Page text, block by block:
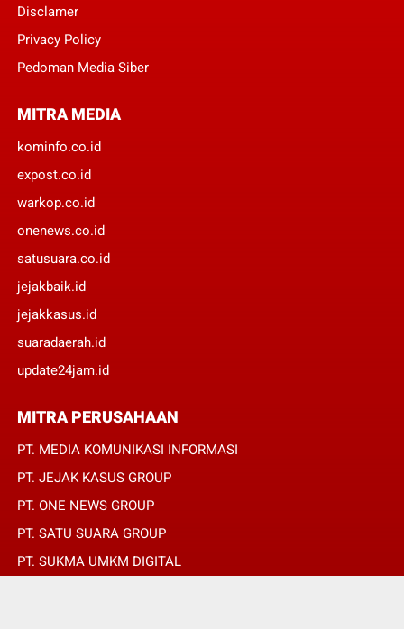
Disclamer
Privacy Policy
Pedoman Media Siber
MITRA MEDIA
kominfo.co.id
expost.co.id
warkop.co.id
onenews.co.id
satusuara.co.id
jejakbaik.id
jejakkasus.id
suaradaerah.id
update24jam.id
MITRA PERUSAHAAN
PT. MEDIA KOMUNIKASI INFORMASI
PT. JEJAK KASUS GROUP
PT. ONE NEWS GROUP
PT. SATU SUARA GROUP
PT. SUKMA UMKM DIGITAL